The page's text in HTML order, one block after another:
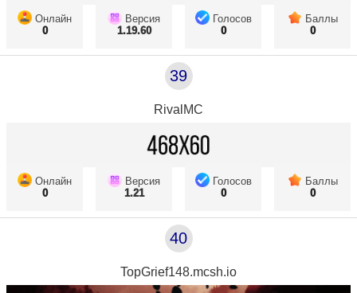
Онлайн
0
Версия
1.19.60
Голосов
0
Баллы
0
39
RivalMC
Онлайн
0
Версия
1.21
Голосов
0
Баллы
0
40
TopGrief148.mcsh.io